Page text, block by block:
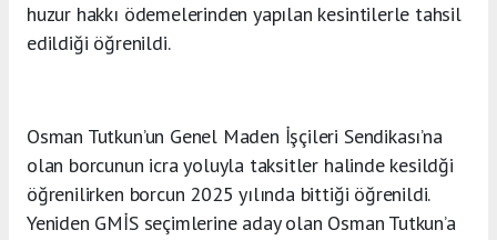
huzur hakkı ödemelerinden yapılan kesintilerle tahsil
edildiği öğrenildi.
Osman Tutkun’un Genel Maden İşçileri Sendikası’na
olan borcunun icra yoluyla taksitler halinde kesildği
öğrenilirken borcun 2025 yılında bittiği öğrenildi.
Yeniden GMİS seçimlerine aday olan Osman Tutkun’a